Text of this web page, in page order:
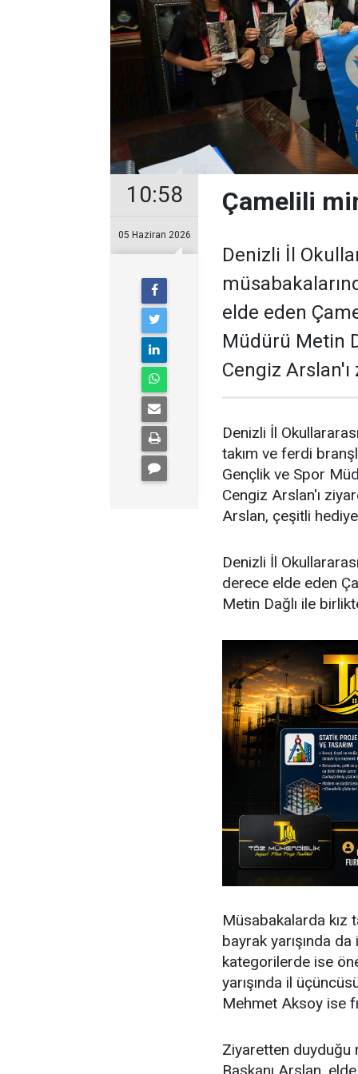
10:58
05 Haziran 2026
Çamelili
Denizli İl
elde eden
Müdürü Metin
Cengiz
Denizli İl
takım ve ferdi
Gençlik ve Spor
Cengiz Arslan'ı
Arslan, çeşitli
Denizli İl
derece elde eden
Metin Dağlı ile
Müsabakalarda kız
bayrak yarışında
kategorilerde ise
yarışında il
Mehmet Aksoy ise
Ziyaretten duyduğu